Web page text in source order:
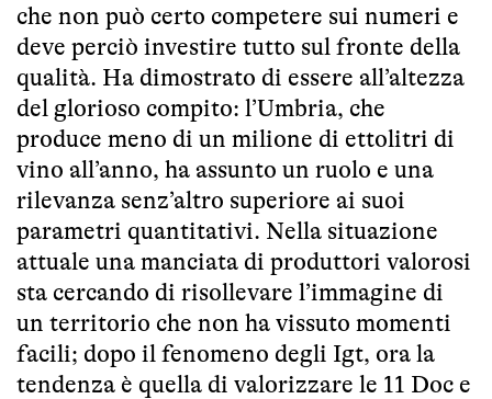
che non può certo competere sui numeri e
deve perciò investire tutto sul fronte della
qualità. Ha dimostrato di essere all’altezza
del glorioso compito: l’Umbria, che
produce meno di un milione di ettolitri di
vino all’anno, ha assunto un ruolo e una
rilevanza senz’altro superiore ai suoi
parametri quantitativi. Nella situazione
attuale una manciata di produttori valorosi
sta cercando di risollevare l’immagine di
un territorio che non ha vissuto momenti
facili; dopo il fenomeno degli Igt, ora la
tendenza è quella di valorizzare le 11 Doc e